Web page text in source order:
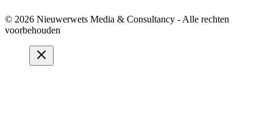
© 2026 Nieuwerwets Media & Consultancy - Alle rechten
voorbehouden